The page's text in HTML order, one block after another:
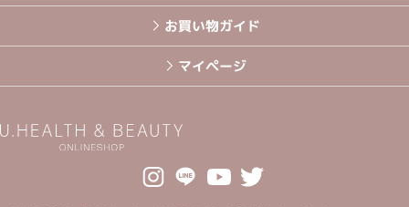
お買い物ガイド
マイページ